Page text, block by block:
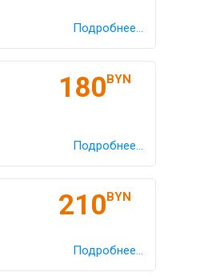
Подробнее...
180BYN
Подробнее...
210BYN
Подробнее...